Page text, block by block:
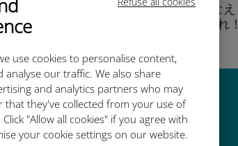
use cookies to personalise content,
our traffic. We also share
and analytics partners who may
they've collected from your use of
"Allow all cookies" if you agree with
your cookie settings on our website.
追加購入がおこなえ
お楽しみあれ！
ごい理由